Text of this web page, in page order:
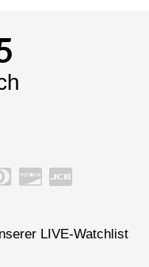
LIVE-Watchlist